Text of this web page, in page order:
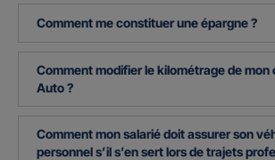
Comment me constituer une épargne ?
Comment modifier le kilométrage de mon
Auto ?
Comment mon salarié doit assurer son
personnel s’il s’en sert lors de trajets